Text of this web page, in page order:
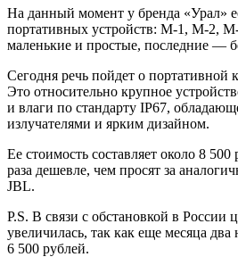
На данный момент у бренда «Урал»
портативных устройств: М-1, М-2,
маленькие и простые, последние —
Сегодня речь пойдет о
Это относительно крупное
и влаги по стандарту IP67,
излучателями и ярким дизайном.
Ее стоимость составляет около 8
раза дешевле, чем просят за
JBL.
P.S. В связи с обстановкой в России
увеличилась, так как еще месяца два
6 500 рублей.